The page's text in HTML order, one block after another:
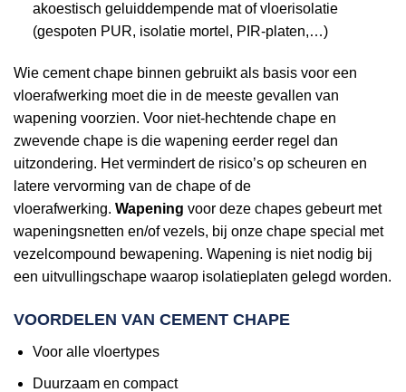
akoestisch geluiddempende mat of vloerisolatie
(gespoten PUR, isolatie mortel, PIR-platen,…)
Wie cement chape binnen gebruikt als basis voor een
vloerafwerking moet die in de meeste gevallen van
wapening voorzien. Voor niet-hechtende chape en
zwevende chape is die wapening eerder regel dan
uitzondering. Het vermindert de risico’s op scheuren en
latere vervorming van de chape of de
vloerafwerking. Wapening voor deze chapes gebeurt met
wapeningsnetten en/of vezels, bij onze chape special met
vezelcompound bewapening. Wapening is niet nodig bij
een uitvullingschape waarop isolatieplaten gelegd worden.
VOORDELEN VAN CEMENT CHAPE
Voor alle vloertypes
Duurzaam en compact